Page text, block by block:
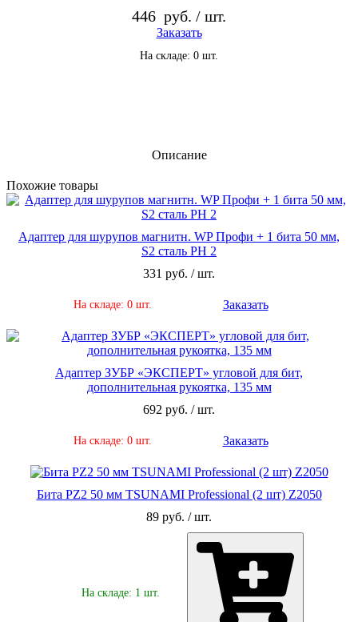
446 руб. / шт.
Заказать
На складе: 0 шт.
Описание
По­хо­жие то­ва­ры
Адаптер для шурупов магнитн. WP Профи + 1 бита 50 мм,
S2 сталь РН 2
331 руб. / шт.
На складе: 0 шт. Заказать
Адаптер ЗУБР «ЭКСПЕРТ» угловой для бит,
дополнительная рукоятка, 135 мм
692 руб. / шт.
На складе: 0 шт. Заказать
Бита PZ2 50 мм TSUNAMI Professional (2 шт) Z2050
89 руб. / шт.
На складе: 1 шт.